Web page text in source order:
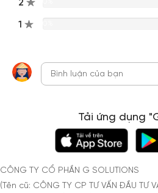
2
1
Tải ứng dụng
CÔNG TY CỔ PHẦN G SOLUTIONS
(Tên cũ: CÔNG TY CP TƯ VẤN ĐẦU TƯ